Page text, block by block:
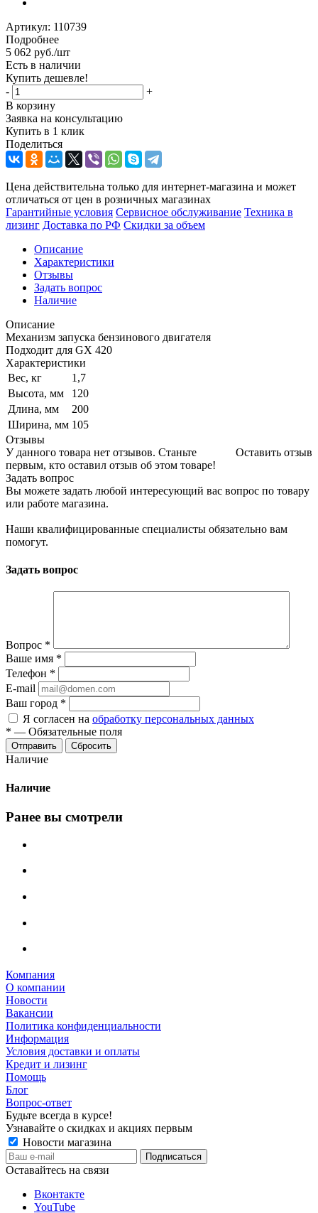
Артикул: 110739
Подробнее
5 062 руб./шт
Есть в наличии
Купить дешевле!
-
+
В корзину
Заявка на консультацию
Купить в 1 клик
Поделиться
Цена действительна только для интернет-магазина и может
отличаться от цен в розничных магазинах
Гарантийные условия Сервисное обслуживание Техника в
лизинг Доставка по РФ Скидки за объем
Описание
Характеристики
Отзывы
Задать вопрос
Наличие
Описание
Механизм запуска бензинового двигателя
Подходит для GX 420
Характеристики
Вес, кг
1,7
Высота, мм
120
Длина, мм
200
Ширина, мм 105
Отзывы
Оставить отзыв
У данного товара нет отзывов. Станьте
первым, кто оставил отзыв об этом товаре!
Задать вопрос
Вы можете задать любой интересующий вас вопрос по товару
или работе магазина.
Наши квалифицированные специалисты обязательно вам
помогут.
Задать вопрос
Вопрос *
Ваше имя *
Телефон *
E-mail
Ваш город *
Я согласен на обработку персональных данных
* — Обязательные поля
Сбросить
Наличие
Наличие
Ранее вы смотрели
Компания
О компании
Новости
Вакансии
Политика конфиденциальности
Информация
Условия доставки и оплаты
Кредит и лизинг
Помощь
Блог
Вопрос-ответ
Будьте всегда в курсе!
Узнавайте о скидках и акциях первым
Новости магазина
Оставайтесь на связи
Вконтакте
YouTube